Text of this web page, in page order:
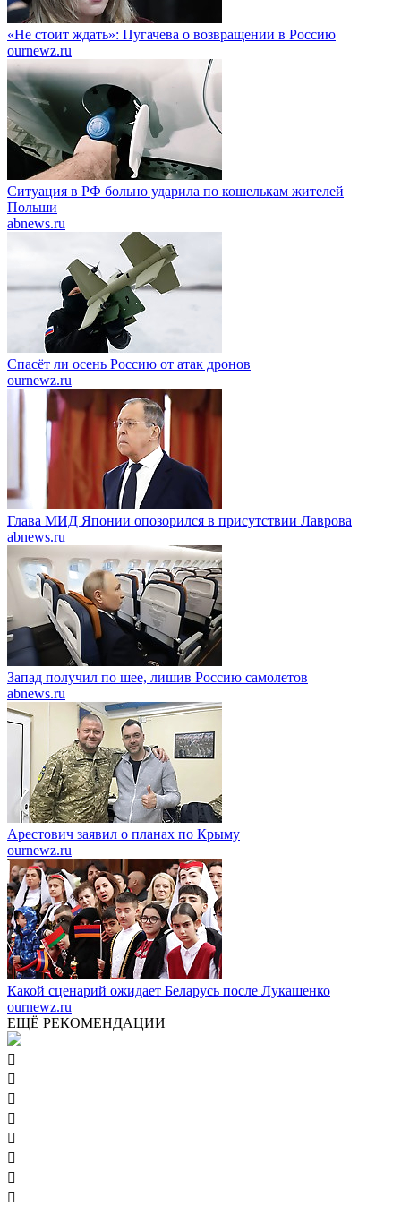
«Не стоит ждать»: Пугачева о возвращении в Россию
ournewz.ru
Ситуация в РФ больно ударила по кошелькам жителей
Польши
abnews.ru
Спасёт ли осень Россию от атак дронов
ournewz.ru
Глава МИД Японии опозорился в присутствии Лаврова
abnews.ru
Запад получил по шее, лишив Россию самолетов
abnews.ru
Арестович заявил о планах по Крыму
ournewz.ru
Какой сценарий ожидает Беларусь после Лукашенко
ournewz.ru
ЕЩЁ РЕКОМЕНДАЦИИ







